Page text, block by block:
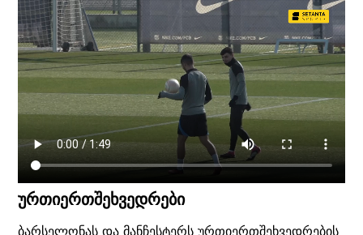
ურთიერთშეხვედრები
ბარსელონას და მანჩესტერს ურთიერთშეხვედრების